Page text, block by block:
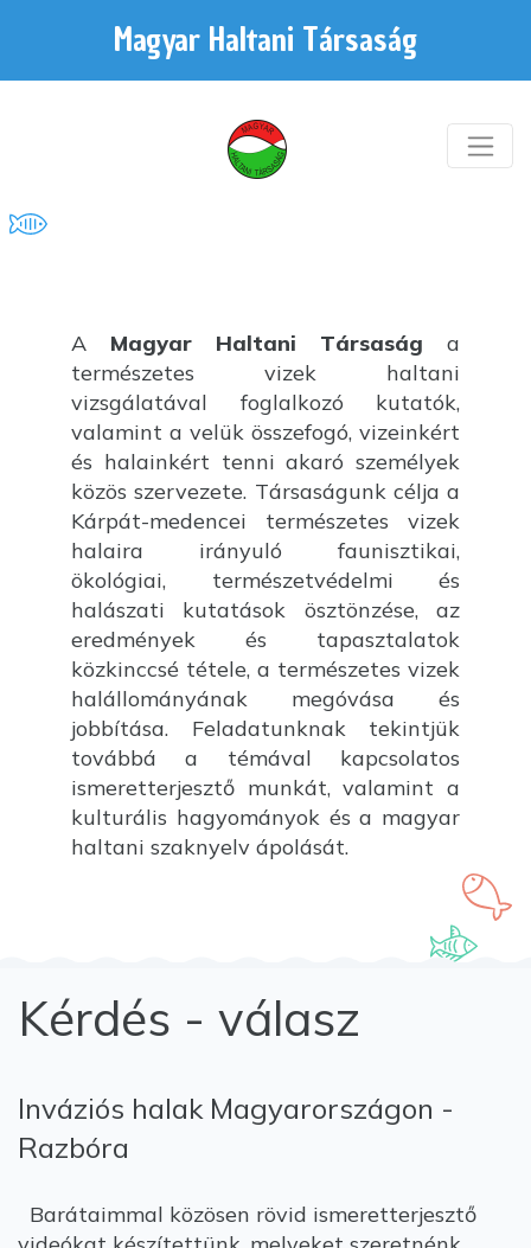
Magyar Haltani Társaság
A Magyar Haltani Társaság a
természetes vizek haltani
vizsgálatával foglalkozó kutatók,
valamint a velük összefogó, vizeinkért
és halainkért tenni akaró személyek
közös szervezete. Társaságunk célja a
Kárpát-medencei természetes vizek
halaira irányuló faunisztikai,
ökológiai, természetvédelmi és
halászati kutatások ösztönzése, az
eredmények és tapasztalatok
közkinccsé tétele, a természetes vizek
halállományának megóvása és
jobbítása. Feladatunknak tekintjük
továbbá a témával kapcsolatos
ismeretterjesztő munkát, valamint a
kulturális hagyományok és a magyar
haltani szaknyelv ápolását.
Kérdés - válasz
Inváziós halak Magyarországon -
Razbóra
Barátaimmal közösen rövid ismeretterjesztő